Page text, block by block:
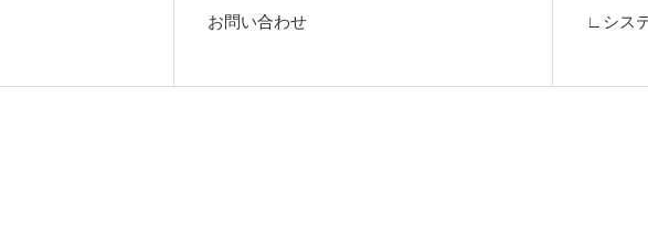
お問い合わせ ∟シス